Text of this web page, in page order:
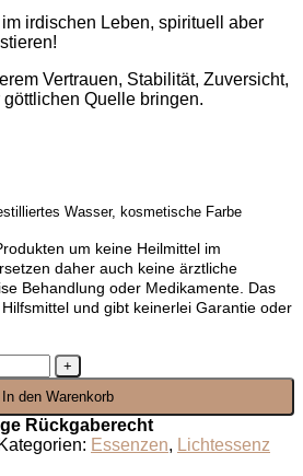
irdischen Leben, spirituell aber
Vertrauen, Stabilität, Zuversicht,
Quelle bringen.
Wasser, kosmetische Farbe
um keine Heilmittel im
daher auch keine ärztliche
Behandlung oder Medikamente. Das
und gibt keinerlei Garantie oder
In den Warenkorb
Rückgaberecht
Kategorien: Essenzen, Lichtessenz